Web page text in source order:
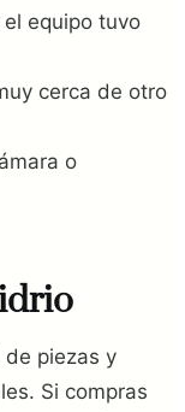
equipo tuvo
cerca de otro
o
piezas y
Si compras